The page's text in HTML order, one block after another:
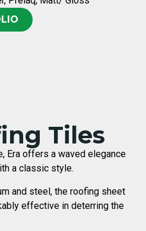
Tiles
Era offers a waved elegance
a classic style.
and steel, the roofing sheet
effective in deterring the